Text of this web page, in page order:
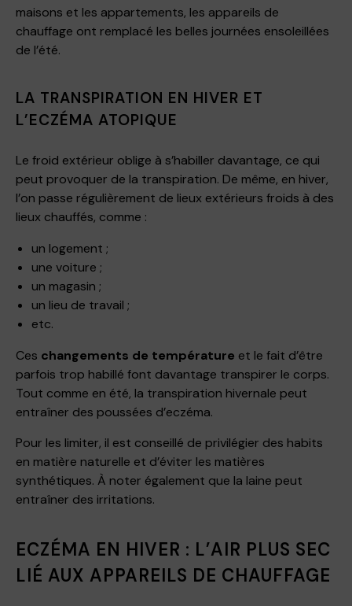
maisons et les appartements, les appareils de
chauffage ont remplacé les belles journées ensoleillées
de l’été.
LA TRANSPIRATION EN HIVER ET
L’ECZÉMA ATOPIQUE
Le froid extérieur oblige à s’habiller davantage, ce qui
peut provoquer de la transpiration. De même, en hiver,
l’on passe régulièrement de lieux extérieurs froids à des
lieux chauffés, comme :
un logement ;
une voiture ;
un magasin ;
un lieu de travail ;
etc.
Ces changements de température et le fait d’être
parfois trop habillé font davantage transpirer le corps.
Tout comme en été, la transpiration hivernale peut
entraîner des poussées d’eczéma.
Pour les limiter, il est conseillé de privilégier des habits
en matière naturelle et d’éviter les matières
synthétiques. À noter également que la laine peut
entraîner des irritations.
ECZÉMA EN HIVER : L’AIR PLUS SEC
LIÉ AUX APPAREILS DE CHAUFFAGE